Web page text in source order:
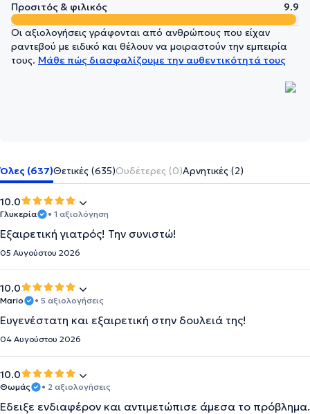
Προσιτός & φιλικός
9.9
Οι αξιολογήσεις γράφονται από ανθρώπους που είχαν
ραντεβού με ειδικό και θέλουν να μοιραστούν την εμπειρία
τους. Μάθε πώς διασφαλίζουμε την αυθεντικότητά τους
Όλες (637)Θετικές (635)Ουδέτερες (0)Αρνητικές (2)
10.0
Γλυκερία • 1 αξιολόγηση
Εξαιρετική γιατρός! Την συνιστώ!
05 Αυγούστου 2026
10.0
Mario • 5 αξιολογήσεις
Ευγενέστατη και εξαιρετική στην δουλειά της!
04 Αυγούστου 2026
10.0
Θωμάς • 2 αξιολογήσεις
Έδειξε ενδιαφέρον και αντιμετώπισε άμεσα το πρόβλημα.